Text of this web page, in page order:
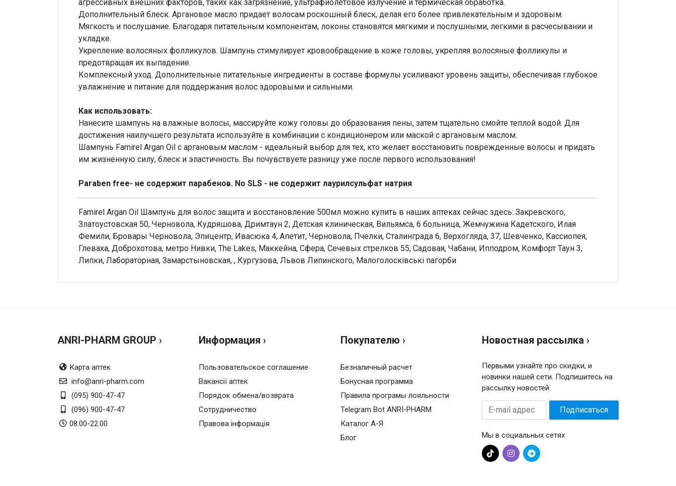
агрессивных внешних факторов, таких как загрязнение, ультрафиолетовое излучение и термическая обработка.
Дополнительный блеск. Аргановое масло придает волосам роскошный блеск, делая его более привлекательным и здоровым.
Мягкость и послушание. Благодаря питательным компонентам, локоны становятся мягкими и послушными, легкими в расчесывании и
укладке.
Укрепление волосяных фолликулов. Шампунь стимулирует кровообращение в коже головы, укрепляя волосяные фолликулы и
предотвращая их выпадение.
Комплексный уход. Дополнительные питательные ингредиенты в составе формулы усиливают уровень защиты, обеспечивая глубокое
увлажнение и питание для поддержания волос здоровыми и сильными.
Как использовать:
Нанесите шампунь на влажные волосы, массируйте кожу головы до образования пены, затем тщательно смойте теплой водой. Для
достижения наилучшего результата используйте в комбинации с кондиционером или маской с аргановым маслом.
Шампунь Famirel Argan Oil с аргановым маслом - идеальный выбор для тех, кто желает восстановить поврежденные волосы и придать
им жизненную силу, блеск и эластичность. Вы почувствуете разницу уже после первого использования!
Paraben free- не содержит парабенов. No SLS - не содержит лаурилсульфат натрия
Famirel Argan Oil Шампунь для волос защита и восстановление 500мл можно купить в наших аптеках сейчас здесь: Закревского,
Златоустовская 50, Черновола, Кудряшова, Дримтаун 2, Детская клиническая, Вильямса, 6 больница, Жемчужина Кадетского, Илая
Фемили, Бровары Черновола, Эпицентр, Ивасюка 4, Апетит, Черновола, Пчелки, Сталинграда 6, Верхогляда, 37, Шевченко, Кассиопея,
Глеваха, Доброхотова, метро Нивки, The Lakes, Маккейна, Сфера, Сечевых стрелков 55, Садовая, Чабани, Ипподром, Комфорт Таун 3,
Липки, Лабораторная, Замарстыновская, , Кургузова, Львов Липинского, Малоголосківські пагорби
Отправить
ANRI-PHARM GROUP ›
Карта аптек
info@anri-pharm.com
(095) 900-47-47
(096) 900-47-47
08.00-22.00
Информация ›
Пользовательское соглашение
Вакансії аптек
Порядок обмена/возврата
Сотрудничество
Правова інформація
Покупателю ›
Безналичный расчет
Бонусная программа
Правила програмы лояльности
Telegram Bot ANRI-PHARM
Каталог А-Я
Блог
Новостная рассылка ›
Первыми узнайте про скидки, и
новинки нашей сети. Подпишитесь на
рассылку новостей.
E-
mail
адрес
Подписаться
Мы в социальных сетях